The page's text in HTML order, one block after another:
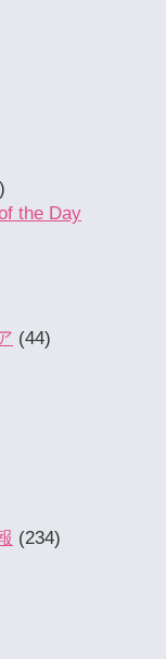
the Day
(44)
(234)